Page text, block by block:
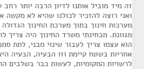
זה מיד מוביל אותנו לדיון הרבה יותר
ואני רוצה להזכיר לכולנו שהיא לא מקשה
מערכות חינוך בתוך מערכת החינוך
מגוונת. מבחינתי משרד החינוך היה צריך
הוא עצמו צריך לעבור שינוי מבני, לתת
אחריות בשטח קיימת וזו הבעיה, הבעיה
לרשויות המקומיות, לעשות כבר בשלבים